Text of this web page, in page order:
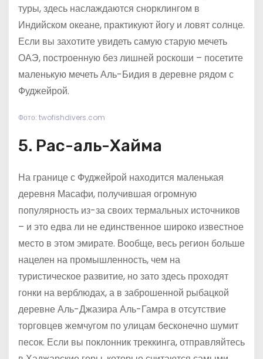
туры, здесь наслаждаются снорклингом в
Индийском океане, практикуют йогу и ловят солнце.
Если вы захотите увидеть самую старую мечеть
ОАЭ, построенную без лишней роскоши – посетите
маленькую мечеть Аль-Бидия в деревне рядом с
Фуджейрой.
Фото: twofishdivers.com
5. Рас-аль-Хайма
На границе с Фуджейрой находится маленькая
деревня Масафи, получившая огромную
популярность из-за своих термальных источников
– и это едва ли не единственное широко известное
место в этом эмирате. Вообще, весь регион больше
нацелен на промышленность, чем на
туристическое развитие, но зато здесь проходят
гонки на верблюдах, а в заброшенной рыбацкой
деревне Аль-Джазира Аль-Гамра в отсутствие
торговцев жемчугом по улицам бесконечно шумит
песок. Если вы поклонник треккинга, отправляйтесь